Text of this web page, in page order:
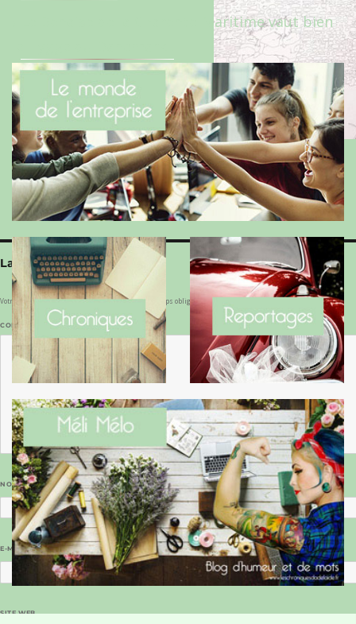
Laisser un commentaire
Votre adresse e-mail ne sera pas publiée.Les champs obligatoires sont indiqués avec
COMMENTAIRE*
NOM*
E-MAIL*
SITE WEB
Le Benaise de la Charente-Maritime vaut bien